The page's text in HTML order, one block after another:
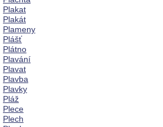
Plakat
Plakát
Plameny
Plášť
Plátno
Plavání
Plavat
Plavba
Plavky
Pláž
Plece
Plech